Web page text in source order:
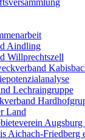
Aindling
Willprechtszell
Lechraingruppe
Land
Augsburg
Aichach-Friedberg